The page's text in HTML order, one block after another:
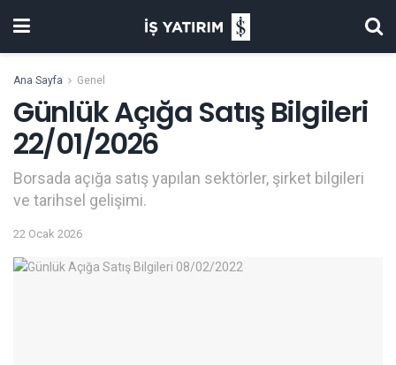
Ana Sayfa Genel
Günlük Açığa Satış Bilgileri
22/01/2026
Borsada açığa satış yapılan sektörler, şirket bilgileri
ve tarihsel gelişimi.
22 Ocak 2026